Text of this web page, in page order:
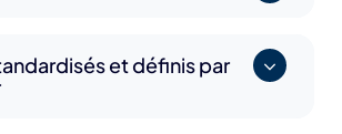
et définis par